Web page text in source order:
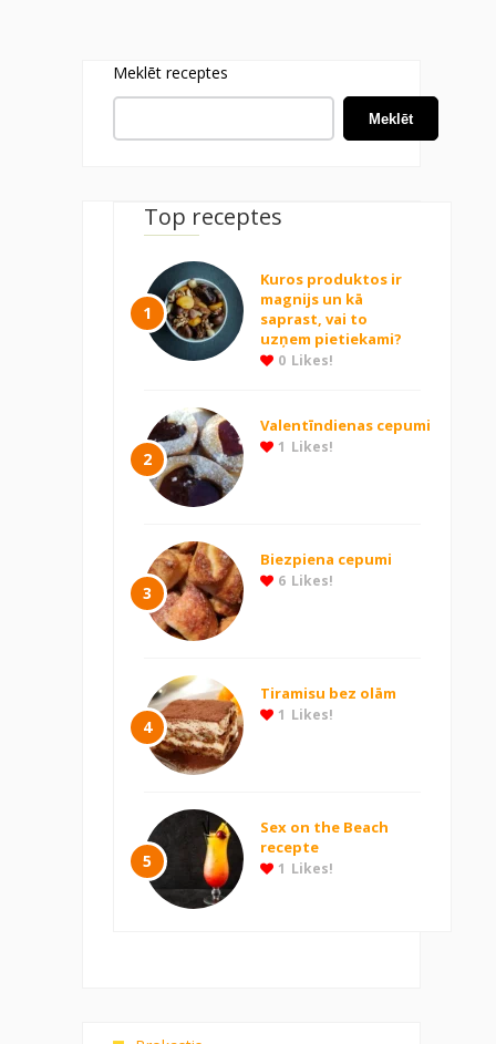
Meklēt receptes
Meklēt
Top receptes
1
Kuros produktos ir
magnijs un kā
saprast, vai to
uzņem pietiekami?
0 Likes!
2
Valentīndienas cepumi
1 Likes!
3
Biezpiena cepumi
6 Likes!
4
Tiramisu bez olām
1 Likes!
5
Sex on the Beach
recepte
1 Likes!